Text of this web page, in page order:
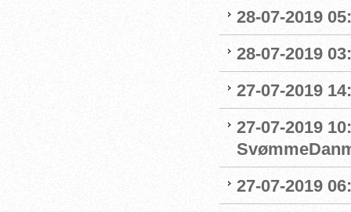
28-07-2019
28-07-2019
27-07-2019
27-07-2019
27-07-2019